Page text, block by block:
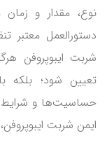
نوع، مقدار و
دستورالعمل
شربت ایبوپروفن
تعیین شود؛ بلکه
حساسیت‌ها و شرایط
ایمن شربت